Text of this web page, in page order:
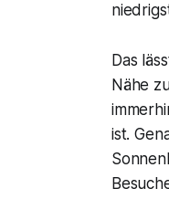
Das
Nähe
ist.